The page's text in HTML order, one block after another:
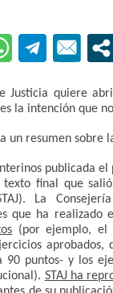
Justicia quiere
la intención que
un resumen
publicada el
texto final que
La
que ha realizado
(por ejemplo, el
90 puntos- y los
STAJ ha